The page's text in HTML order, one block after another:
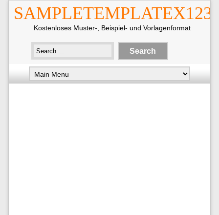
Kostenloses Muster-, Beispiel- und Vorlagenformat